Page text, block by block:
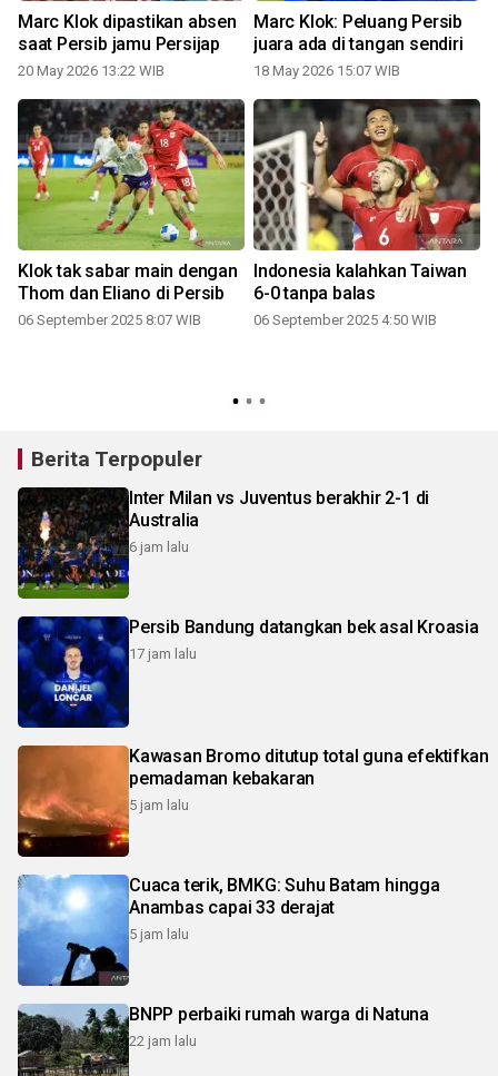
Marc Klok dipastikan absen
saat Persib jamu Persijap
20 May 2026 13:22 WIB
Marc Klok: Peluang Persib
juara ada di tangan sendiri
18 May 2026 15:07 WIB
Klok tak sabar main dengan
Thom dan Eliano di Persib
06 September 2025 8:07 WIB
Indonesia kalahkan Taiwan
6-0 tanpa balas
06 September 2025 4:50 WIB
Berita Terpopuler
Inter Milan vs Juventus berakhir 2-1 di
Australia
6 jam lalu
Persib Bandung datangkan bek asal Kroasia
17 jam lalu
Kawasan Bromo ditutup total guna efektifkan
pemadaman kebakaran
5 jam lalu
Cuaca terik, BMKG: Suhu Batam hingga
Anambas capai 33 derajat
5 jam lalu
BNPP perbaiki rumah warga di Natuna
22 jam lalu